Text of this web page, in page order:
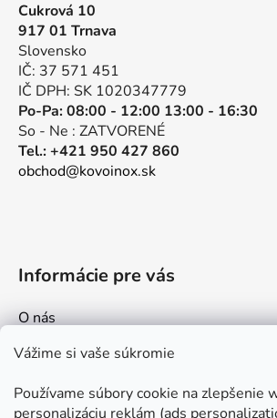
Vážime si vaše súkromie
Používame súbory cookie na zlepšenie
personalizáciu reklám (ads
Cukrová 10
917 01 Trnava
Slovensko
IČ: 37 571 451
IČ DPH: SK 1020347779
Po-Pa: 08:00 - 12:00 13:00 - 16:30
So - Ne : ZATVORENÉ
Tel.: +421 950 427 860
obchod@kovoinox.sk
Informácie pre vás
O nás
Kontakt
Ako nakupovať